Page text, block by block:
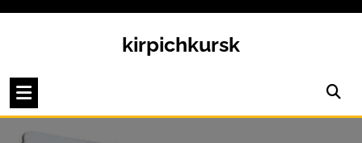
kirpichkursk